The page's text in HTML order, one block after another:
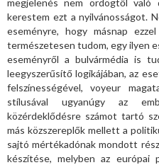
megjelenés nem ördögtől való
kerestem ezt a nyilvánosságot.
eseményre, hogy másnap
természetesen tudom, egy ilyen
eseményről a bulvármédia is
leegyszerűsítő logikájában, az
felszínességével, voyeur
stílusával ugyanúgy az
közérdeklődésre számot tartó
más közszereplők mellett a
sajtó mértékadónak mondott
készítése, melyben az európai